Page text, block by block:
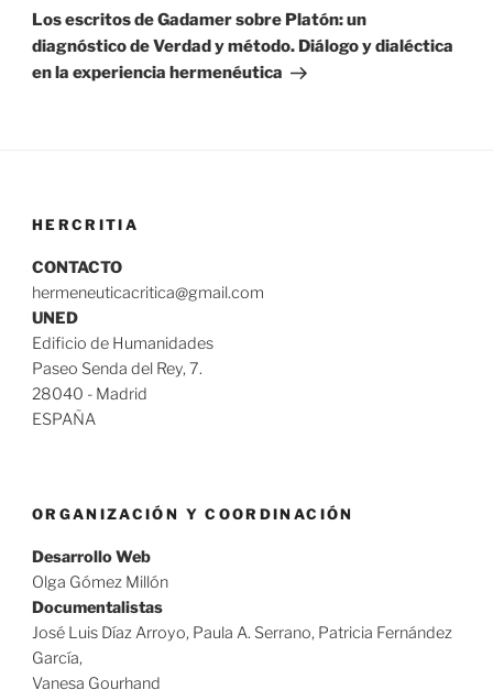
entrada
Los escritos de Gadamer sobre Platón: un
diagnóstico de Verdad y método. Diálogo y dialéctica
en la experiencia hermenéutica
HERCRITIA
CONTACTO
hermeneuticacritica@gmail.com
UNED
Edificio de Humanidades
Paseo Senda del Rey, 7.
28040 - Madrid
ESPAÑA
ORGANIZACIÓN Y COORDINACIÓN
Desarrollo Web
Olga Gómez Millón
Documentalistas
José Luis Díaz Arroyo, Paula A. Serrano, Patricia Fernández
García,
Vanesa Gourhand